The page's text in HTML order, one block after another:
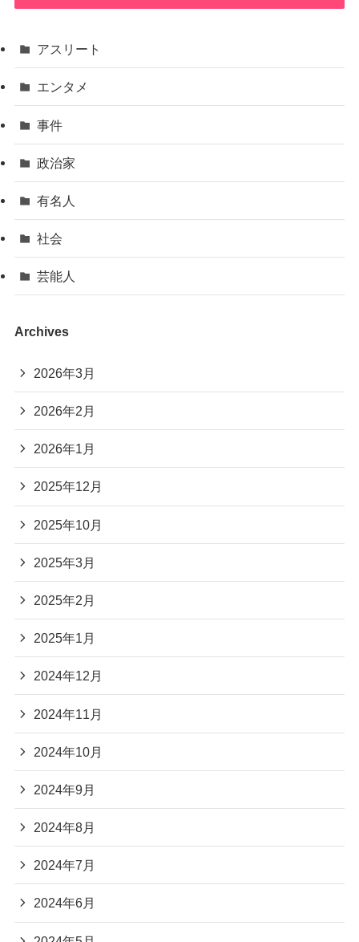
アスリート
エンタメ
事件
政治家
有名人
社会
芸能人
Archives
2026年3月
2026年2月
2026年1月
2025年12月
2025年10月
2025年3月
2025年2月
2025年1月
2024年12月
2024年11月
2024年10月
2024年9月
2024年8月
2024年7月
2024年6月